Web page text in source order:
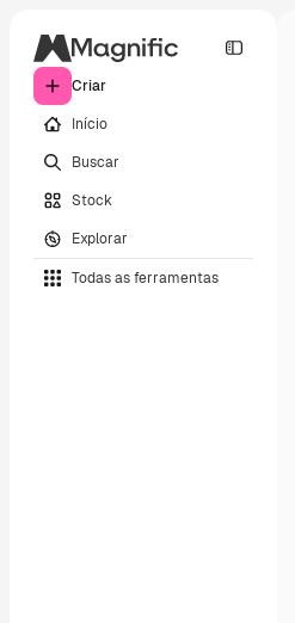
Criar
Início
Buscar
Stock
Explorar
Todas as ferramentas